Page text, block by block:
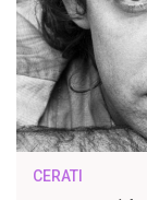
CERATI